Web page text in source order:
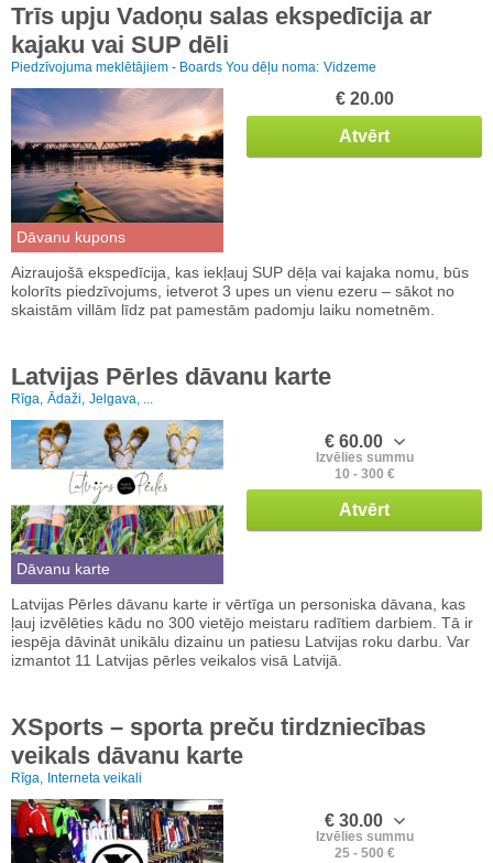
Trīs upju Vadoņu salas ekspedīcija ar
kajaku vai SUP dēli
Piedzīvojuma meklētājiem - Boards You dēļu noma: Vidzeme
Dāvanu kupons
€ 20.00
Atvērt
Aizraujošā ekspedīcija, kas iekļauj SUP dēļa vai kajaka nomu, būs
kolorīts piedzīvojums, ietverot 3 upes un vienu ezeru – sākot no
skaistām villām līdz pat pamestām padomju laiku nometnēm.
Latvijas Pērles dāvanu karte
Rīga, Ādaži, Jelgava, ...
Dāvanu karte
€ 60.00
Izvēlies summu
10 - 300 €
Atvērt
Latvijas Pērles dāvanu karte ir vērtīga un personiska dāvana, kas
ļauj izvēlēties kādu no 300 vietējo meistaru radītiem darbiem. Tā ir
iespēja dāvināt unikālu dizainu un patiesu Latvijas roku darbu. Var
izmantot 11 Latvijas pērles veikalos visā Latvijā.
XSports – sporta preču tirdzniecības
veikals dāvanu karte
Rīga, Interneta veikali
€ 30.00
Izvēlies summu
25 - 500 €